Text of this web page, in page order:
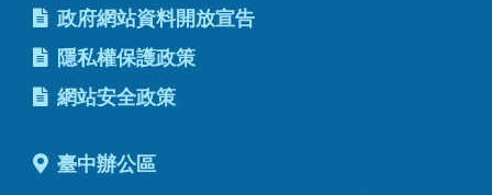
政府網站資料開放宣告
隱私權保護政策
網站安全政策
臺中辦公區